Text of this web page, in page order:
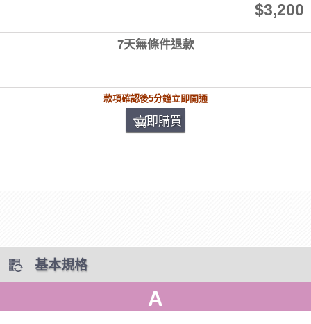
$3,200
7天無條件退款
款項確認後5分鐘立即開通
立即購買
基本規格
A